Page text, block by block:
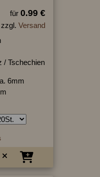
für 0.99 €
zzgl. Versand
/ Tschechien
6mm